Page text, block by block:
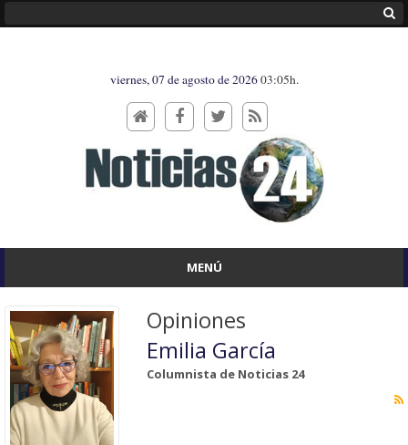
viernes, 07 de agosto de 202603:05h.
MENÚ
Opiniones
Emilia García
Columnista de Noticias 24